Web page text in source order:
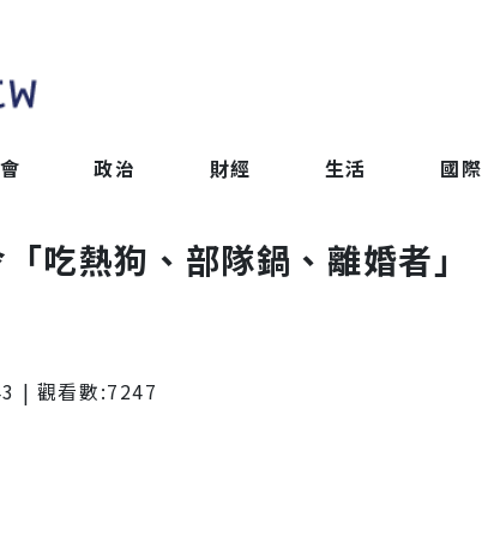
政治 財經 生活 國際
吃熱狗、部隊鍋、離婚者」
| 觀看數:7247